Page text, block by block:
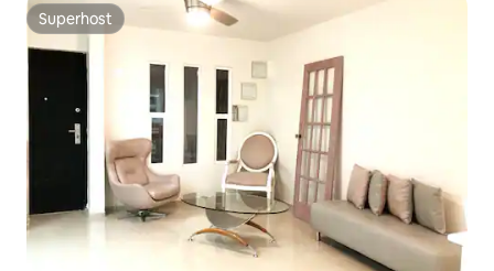
Superhost
Superhost